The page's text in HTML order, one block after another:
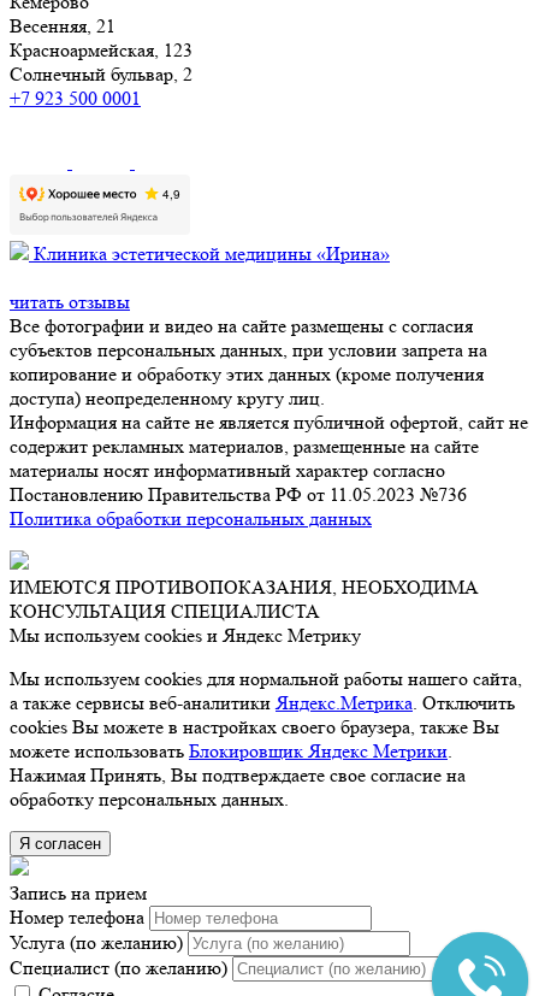
Весенняя, 21
Красноармейская, 123
Солнечный бульвар, 2
+7 923 500 0001
Клиника эстетической медицины «Ирина»
читать отзывы
Все фотографии и видео на сайте размещены с согласия
субъектов персональных данных, при условии запрета на
копирование и обработку этих данных (кроме получения
доступа) неопределенному кругу лиц.
Информация на сайте не является публичной офертой, сайт не
содержит рекламных материалов, размещенные на сайте
материалы носят информативный характер согласно
Постановлению Правительства РФ от 11.05.2023 №736
Политика обработки персональных данных
ИМЕЮТСЯ ПРОТИВОПОКАЗАНИЯ, НЕОБХОДИМА
КОНСУЛЬТАЦИЯ СПЕЦИАЛИСТА
Мы используем cookies и Яндекс Метрику
Мы используем cookies для нормальной работы нашего сайта,
а также сервисы веб-аналитикиЯндекс.Метрика. Отключить
cookies Вы можете в настройках своего браузера, также Вы
можете использовать Блокировщик Яндекс Метрики.
Нажимая Принять, Вы подтверждаете свое согласие на
обработку персональных данных.
Я согласен
Запись на прием
Номер телефона
Услуга (по желанию)
Специалист (по желанию)